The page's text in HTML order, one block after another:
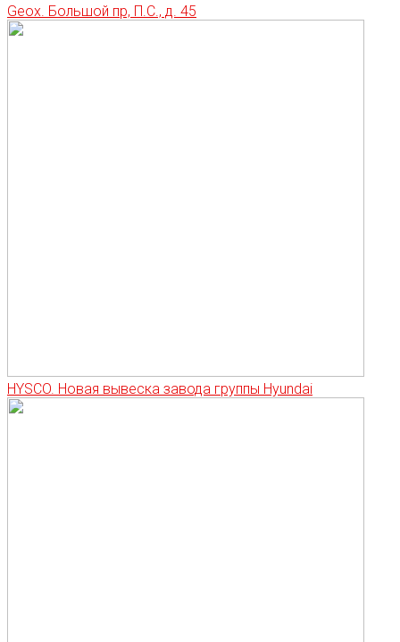
Geox. Большой пр, П.С., д. 45
HYSCO. Новая вывеска завода группы Hyundai